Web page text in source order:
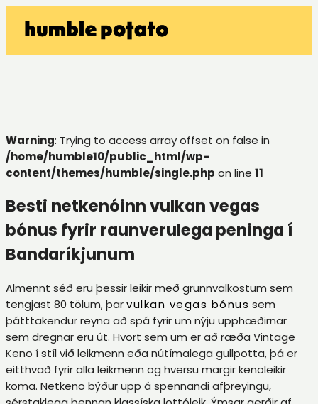
Warning: Trying to access array offset on false in
/home/humble10/public_html/wp-
content/themes/humble/single.php on line 11
Besti netkenóinn vulkan vegas
bónus fyrir raunverulega peninga í
Bandaríkjunum
Almennt séð eru þessir leikir með grunnvalkostum sem
tengjast 80 tölum, þarvulkan vegas bónus sem
þátttakendur reyna að spá fyrir um nýju upphæðirnar
sem dregnar eru út. Hvort sem um er að ræða Vintage
Keno í stíl við leikmenn eða nútímalega gullpotta, þá er
eitthvað fyrir alla leikmenn og hversu margir kenoleikir
koma. Netkeno býður upp á spennandi afþreyingu,